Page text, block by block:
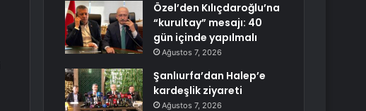
Özel’den Kılıçdaroğlu’na
“kurultay” mesajı: 40
gün içinde yapılmalı
Ağustos 7, 2026
Şanlıurfa’dan Halep’e
kardeşlik ziyareti
Ağustos 7, 2026